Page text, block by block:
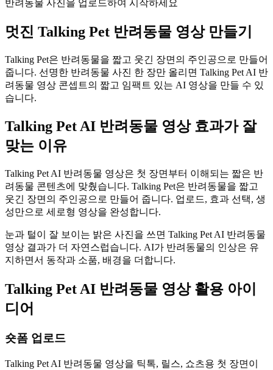
반려동물 사진을 업로드하여 시작하세요
멋진 Talking Pet 반려동물 영상 만들기
Talking Pet은 반려동물을 짧고 웃긴 장면의 주인공으로 만들어
줍니다. 선명한 반려동물 사진 한 장만 올리면 Talking Pet AI 반
려동물 영상 콘셉트의 짧고 임팩트 있는 AI 영상을 만들 수 있
습니다.
Talking Pet AI 반려동물 영상 효과가 잘
맞는 이유
Talking Pet AI 반려동물 영상은 첫 장면부터 이해되는 짧은 반
려동물 콘텐츠에 맞췄습니다. Talking Pet은 반려동물을 짧고
웃긴 장면의 주인공으로 만들어 줍니다. 업로드, 효과 선택, 생
성만으로 세로형 영상을 완성합니다.
눈과 털이 잘 보이는 밝은 사진을 쓰면 Talking Pet AI 반려동물
영상 결과가 더 자연스럽습니다. AI가 반려동물의 인상은 유
지하면서 동작과 소품, 배경을 더합니다.
Talking Pet AI 반려동물 영상 활용 아이
디어
숏폼 업로드
Talking Pet AI 반려동물 영상을 틱톡, 릴스, 쇼츠용 첫 장면이